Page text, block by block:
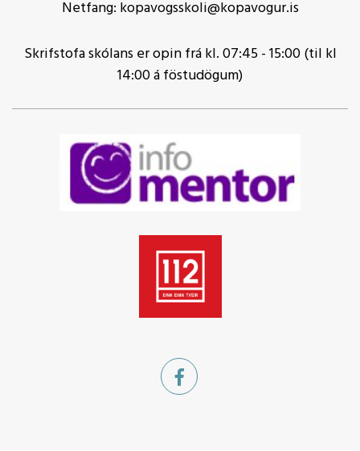
Netfang: kopavogsskoli@kopavogur.is
Skrifstofa skólans er opin frá kl. 07:45 - 15:00 (til kl
14:00 á föstudögum)